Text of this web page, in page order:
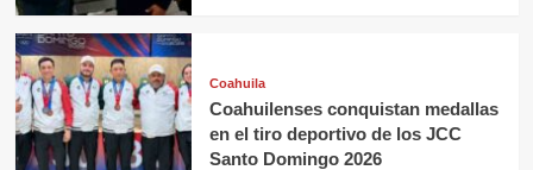
Coahuila
Coahuilenses conquistan medallas
en el tiro deportivo de los JCC
Santo Domingo 2026